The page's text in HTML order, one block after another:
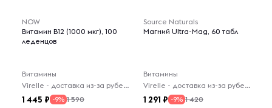
NOW
Витамин B12 (1000 мкг), 100
леденцов
Витамины
Virelle - доставка из-за рубежа
1 445 -9% 1 590
Source Naturals
Магний Ultra-Mag, 60 табл
Витамины
Virelle - доставка из-за рубежа
1 291 -9% 1 420